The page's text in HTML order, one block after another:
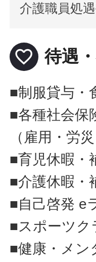
介護職員処
favorite_border 待遇
■制服貸与・
■各種社会保
（雇用・労
■育児休暇・
■介護休暇・
■自己啓発 e
■スポーツク
■健康・メン